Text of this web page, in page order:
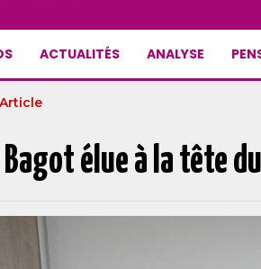
ACTUALITÉS ANALYSE
Article
Bagot élue à la tête